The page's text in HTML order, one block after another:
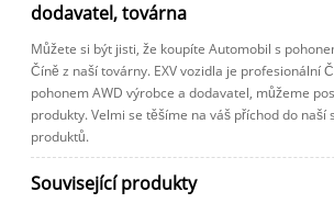
dodavatel, továrna
Můžete si být jisti, že koupíte Automobil s
Číně z naší továrny. EXV vozidla je profesionální
pohonem AWD výrobce a dodavatel, můžeme
produkty. Velmi se těšíme na váš příchod do naší
produktů.
Související produkty